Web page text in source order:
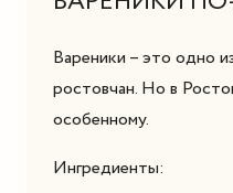
Вареники – это одно
ростовчан. Но в
особенному.
Ингредиенты: